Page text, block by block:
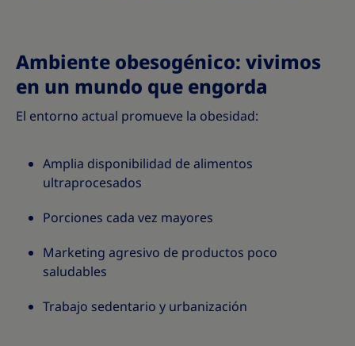
Ambiente obesogénico: vivimos
en un mundo que engorda
El entorno actual promueve la obesidad:
Amplia disponibilidad de alimentos
ultraprocesados
Porciones cada vez mayores
Marketing agresivo de productos poco
saludables
Trabajo sedentario y urbanización